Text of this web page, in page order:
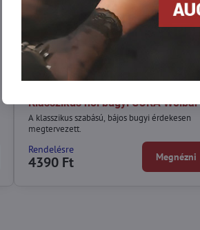
Klasszikus női bugyi CORA Wolbar
A klasszikus szabású, bájos bugyi érdekesen
megtervezett.
Rendelésre
4390 Ft Megnézni